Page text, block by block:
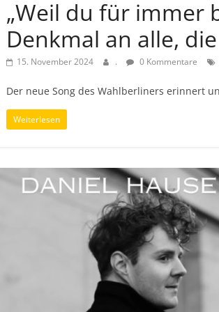
„Weil du für immer
Denkmal an alle,
15. November 2024 . 0 Kommentare
Der neue Song des Wahlberliners erinnert
Weiterlesen